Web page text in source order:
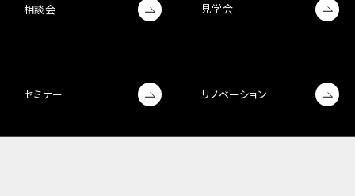
相談会 見学会
セミナー リノベーション